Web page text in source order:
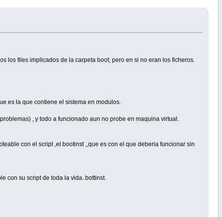
los files implicados de la carpeta boot, pero en si no eran los ficheros.
es la que contiene el sistema en modulos.
, y todo a funcionado aun no probe en maquina virtual.
con el script ,el bootinst ,,que es con el que deberia funcionar sin
con su script de toda la vida..bottinst.